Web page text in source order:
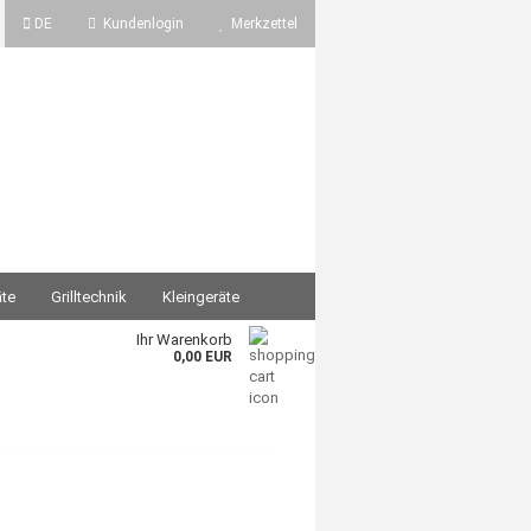
DE Kundenlogin Merkzettel
Ihr Warenkorb
0,00 EUR
Grilltechnik Kleingeräte
/ Vakuumgeräte Vorbereiten